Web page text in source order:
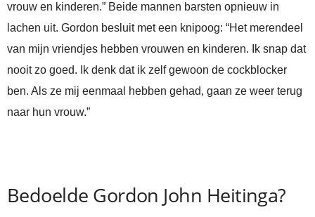
vrouw en kinderen.” Beide mannen barsten opnieuw in
lachen uit. Gordon besluit met een knipoog: “Het merendeel
van mijn vriendjes hebben vrouwen en kinderen. Ik snap dat
nooit zo goed. Ik denk dat ik zelf gewoon de cockblocker
ben. Als ze mij eenmaal hebben gehad, gaan ze weer terug
naar hun vrouw.”
Bedoelde Gordon John Heitinga?